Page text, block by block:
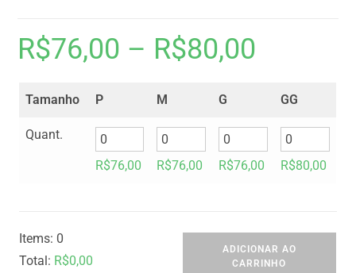
R$76,00 – R$80,00
Tamanho P M G GG
Quant.
R$76,00 R$76,00 R$76,00 R$80,00
Items: 0
Total: R$0,00
ADICIONAR AO
CARRINHO